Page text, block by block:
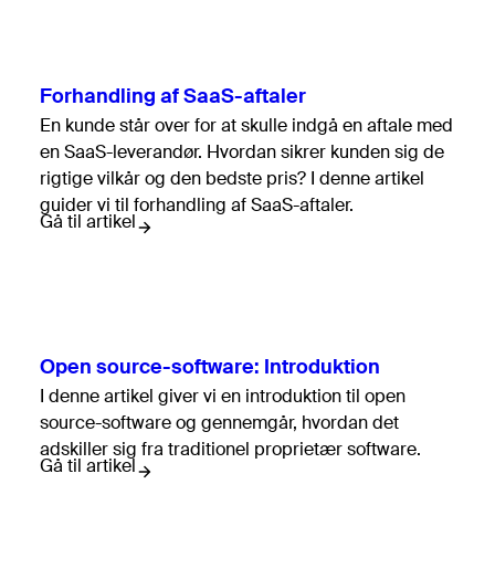
Forhandling af SaaS-aftaler
En kunde står over for at skulle indgå en aftale med
en SaaS-leverandør. Hvordan sikrer kunden sig de
rigtige vilkår og den bedste pris? I denne artikel
guider vi til forhandling af SaaS-aftaler.
Gå til artikel
Open source-software: Introduktion
I denne artikel giver vi en introduktion til open
source-software og gennemgår, hvordan det
adskiller sig fra traditionel proprietær software.
Gå til artikel